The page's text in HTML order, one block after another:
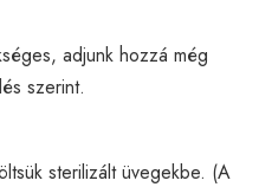
adjunk hozzá még
szerint.
sterilizált üvegekbe. (A